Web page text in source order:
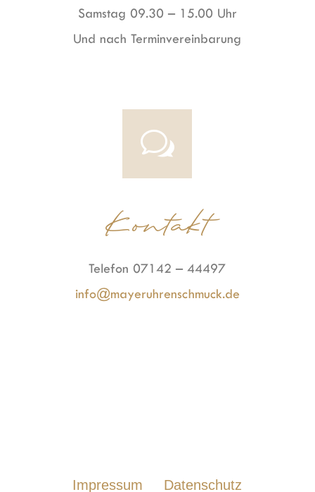
Samstag 09.30 – 15.00 Uhr
Und nach Terminvereinbarung
w
Kontakt
Telefon 07142 – 44497
info@mayeruhrenschmuck.de
Impressum Datenschutz